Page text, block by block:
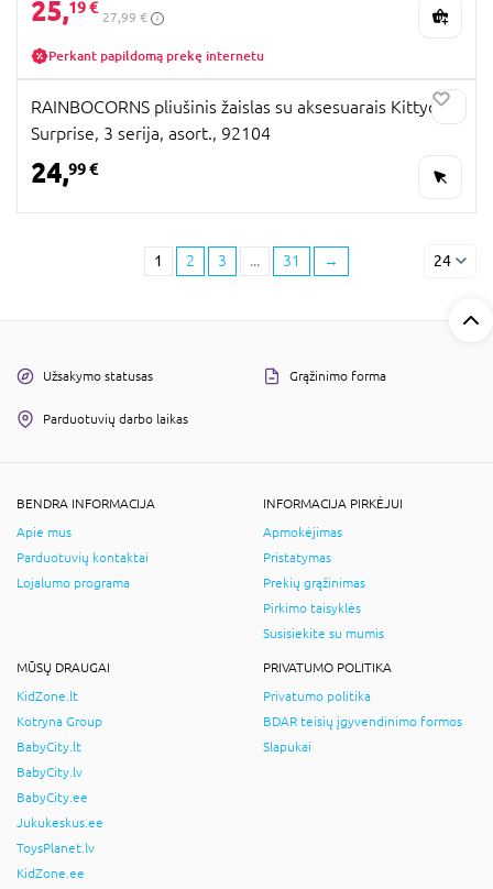
25,19 €
27,99 €
Perkant papildomą prekę internetu
RAINBOCORNS pliušinis žaislas su aksesuarais Kittycorn
Surprise, 3 serija, asort., 92104
24,99 €
1 2 3 ... 31 → 24
Užsakymo statusas Grąžinimo forma
Parduotuvių darbo laikas
BENDRA INFORMACIJA
Apie mus
Parduotuvių kontaktai
Lojalumo programa
INFORMACIJA PIRKĖJUI
Apmokėjimas
Pristatymas
Prekių grąžinimas
Pirkimo taisyklės
Susisiekite su mumis
MŪSŲ DRAUGAI
KidZone.lt
Kotryna Group
BabyCity.lt
BabyCity.lv
BabyCity.ee
Jukukeskus.ee
ToysPlanet.lv
KidZone.ee
PRIVATUMO POLITIKA
Privatumo politika
BDAR teisių įgyvendinimo formos
Slapukai